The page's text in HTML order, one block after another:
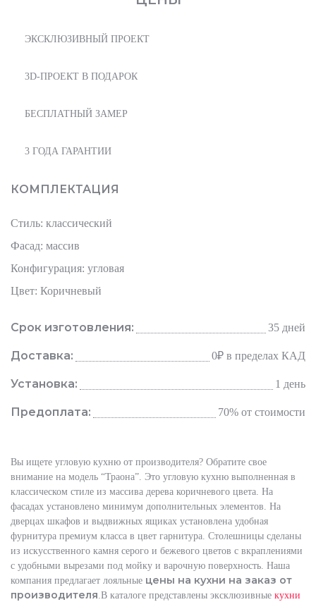
ЭКСКЛЮЗИВНЫЙ ПРОЕКТ
3D-ПРОЕКТ В ПОДАРОК
БЕСПЛАТНЫЙ ЗАМЕР
3 ГОДА ГАРАНТИИ
КОМПЛЕКТАЦИЯ
Стиль: классический
Фасад: массив
Конфигурация: угловая
Цвет: Коричневый
Срок изготовления: 35 дней
Доставка: 0₽ в пределах КАД
Установка: 1 день
Предоплата: 70% от стоимости
Вы ищете угловую кухню от производителя? Обратите свое
внимание на модель “Траона”. Это угловую кухню выполненная в
классическом стиле из массива дерева коричневого цвета. На
фасадах установлено минимум дополнительных элементов. На
дверцах шкафов и выдвижных ящиках установлена удобная
фурнитура премиум класса в цвет гарнитура. Столешницы сделаны
из искусственного камня серого и бежевого цветов с вкраплениями
с удобными вырезами под мойку и варочную поверхность. Наша
компания предлагает лояльные цены на кухни на заказ от
производителя .В каталоге представлены эксклюзивные кухни